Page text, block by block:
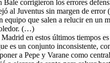
corrigieron los errores
al Juventus sin margen de
que salen a relucir en
(…)
en estos últimos tiempos
es un conjunto inconsistente,
a Pepe y Varane como